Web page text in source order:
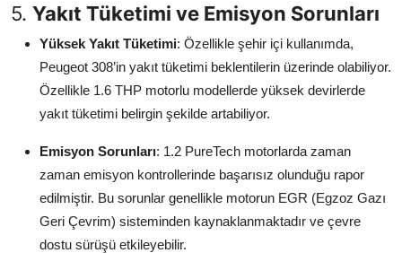
5. Yakıt Tüketimi ve Emisyon Sorunları
Yüksek Yakıt Tüketimi: Özellikle şehir içi kullanımda,
Peugeot 308’in yakıt tüketimi beklentilerin üzerinde olabiliyor.
Özellikle 1.6 THP motorlu modellerde yüksek devirlerde
yakıt tüketimi belirgin şekilde artabiliyor.
Emisyon Sorunları: 1.2 PureTech motorlarda zaman
zaman emisyon kontrollerinde başarısız olunduğu rapor
edilmiştir. Bu sorunlar genellikle motorun EGR (Egzoz Gazı
Geri Çevrim) sisteminden kaynaklanmaktadır ve çevre
dostu sürüşü etkileyebilir.